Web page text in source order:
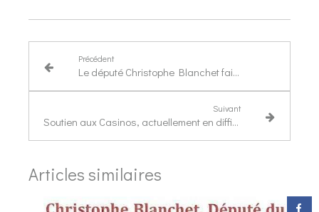
Précédent
Le député Christophe Blanchet fait le bilan
Suivant
Soutien aux Casinos, actuellement en difficulté à l’occasion du PLFSS 2018 et PLRF 2017
Articles similaires